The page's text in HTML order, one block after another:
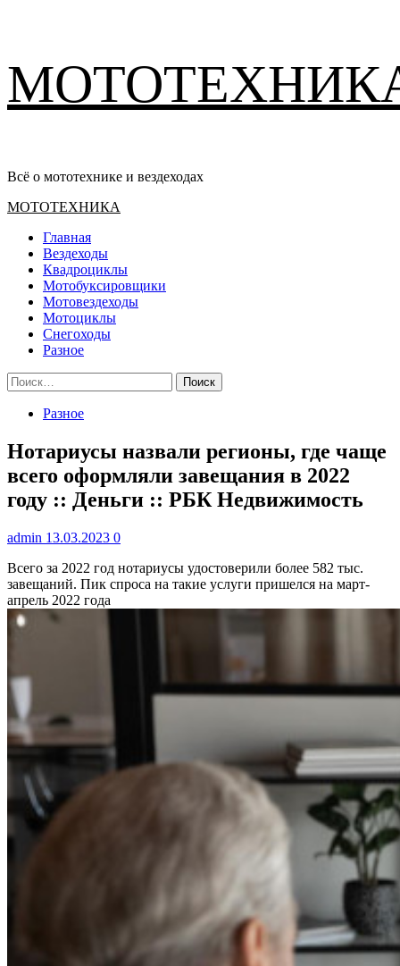
содержимому
Всё о мототехнике и вездеходах
Основное
МОТОТЕХНИКА
Главная
Вездеходы
Квадроциклы
Мотобуксировщики
Мотовездеходы
Мотоциклы
Снегоходы
Разное
Найти:
Разное
Нотариусы назвали регионы, где чаще
всего оформляли завещания в 2022
году :: Деньги :: РБК Недвижимость
admin 13.03.2023 0
Всего за 2022 год нотариусы удостоверили более 582 тыс.
завещаний. Пик спроса на такие услуги пришелся на март-
апрель 2022 года